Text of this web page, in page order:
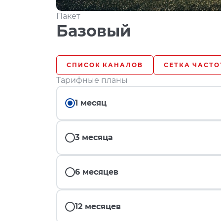
Пакет
Базовый
СПИСОК КАНАЛОВ СЕТКА
Тарифные планы
1 месяц
3 месяца
6 месяцев
12 месяцев